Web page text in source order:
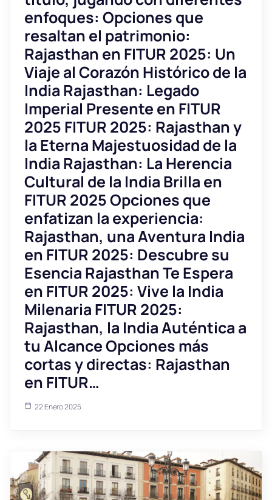
enfoques: Opciones que
resaltan el patrimonio:
Rajasthan en FITUR 2025: Un
Viaje al Corazón Histórico de la
India Rajasthan: Legado
Imperial Presente en FITUR
2025 FITUR 2025: Rajasthan y
la Eterna Majestuosidad de la
India Rajasthan: La Herencia
Cultural de la India Brilla en
FITUR 2025 Opciones que
enfatizan la experiencia:
Rajasthan, una Aventura India
en FITUR 2025: Descubre su
Esencia Rajasthan Te Espera
en FITUR 2025: Vive la India
Milenaria FITUR 2025:
Rajasthan, la India Auténtica a
tu Alcance Opciones más
cortas y directas: Rajasthan
en FITUR…
22 Enero 2025